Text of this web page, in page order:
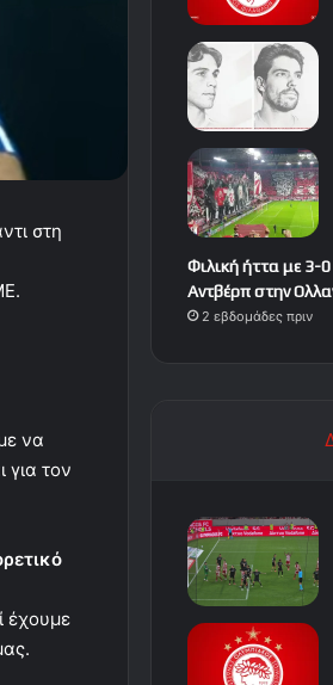
στη
να
για τον
έχουμε
Φιλική ήττα με 3-
Αντβέρπ στην
2 εβδομάδες πριν